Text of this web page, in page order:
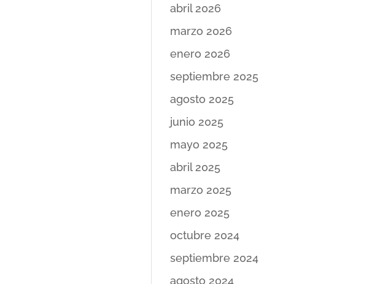
abril 2026
marzo 2026
enero 2026
septiembre 2025
agosto 2025
junio 2025
mayo 2025
abril 2025
marzo 2025
enero 2025
octubre 2024
septiembre 2024
agosto 2024